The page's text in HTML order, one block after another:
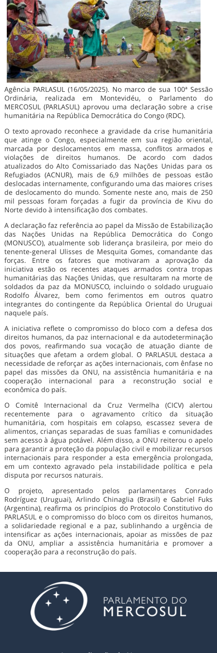
Agência PARLASUL (16/05/2025). No marco de sua 100ª Sessão
Ordinária, realizada em Montevidéu, o Parlamento do
MERCOSUL (PARLASUL) aprovou uma declaração sobre a crise
humanitária na República Democrática do Congo (RDC).
O texto aprovado reconhece a gravidade da crise humanitária
que atinge o Congo, especialmente em sua região oriental,
marcada por deslocamentos em massa, conflitos armados e
violações de direitos humanos. De acordo com dados
atualizados do Alto Comissariado das Nações Unidas para os
Refugiados (ACNUR), mais de 6,9 milhões de pessoas estão
deslocadas internamente, configurando uma das maiores crises
de deslocamento do mundo. Somente neste ano, mais de 250
mil pessoas foram forçadas a fugir da província de Kivu do
Norte devido à intensificação dos combates.
A declaração faz referência ao papel da Missão de Estabilização
das Nações Unidas na República Democrática do Congo
(MONUSCO), atualmente sob liderança brasileira, por meio do
tenente-general Ulisses de Mesquita Gomes, comandante das
forças. Entre os fatores que motivaram a aprovação da
iniciativa estão os recentes ataques armados contra tropas
humanitárias das Nações Unidas, que resultaram na morte de
soldados da paz da MONUSCO, incluindo o soldado uruguaio
Rodolfo Álvarez, bem como ferimentos em outros quatro
integrantes do contingente da República Oriental do Uruguai
naquele país.
A iniciativa reflete o compromisso do bloco com a defesa dos
direitos humanos, da paz internacional e da autodeterminação
dos povos, reafirmando sua vocação de atuação diante de
situações que afetam a ordem global. O PARLASUL destaca a
necessidade de reforçar as ações internacionais, com ênfase no
papel das missões da ONU, na assistência humanitária e na
cooperação internacional para a reconstrução social e
econômica do país.
O Comitê Internacional da Cruz Vermelha (CICV) alertou
recentemente para o agravamento crítico da situação
humanitária, com hospitais em colapso, escassez severa de
alimentos, crianças separadas de suas famílias e comunidades
sem acesso à água potável. Além disso, a ONU reiterou o apelo
para garantir a proteção da população civil e mobilizar recursos
internacionais para responder a esta emergência prolongada,
em um contexto agravado pela instabilidade política e pela
disputa por recursos naturais.
O projeto, apresentado pelos parlamentares Conrado
Rodríguez (Uruguai), Arlindo Chinaglia (Brasil) e Gabriel Fuks
(Argentina), reafirma os princípios do Protocolo Constitutivo do
PARLASUL e o compromisso do bloco com os direitos humanos,
a solidariedade regional e a paz, sublinhando a urgência de
intensificar as ações internacionais, apoiar as missões de paz
da ONU, ampliar a assistência humanitária e promover a
cooperação para a reconstrução do país.